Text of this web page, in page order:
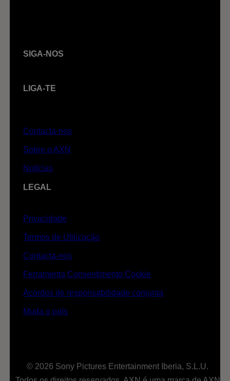
SIGA-NOS
LIGA-TE
Contacta-nos
Sobre o AXN
Notícias
LEGAL
Privacidade
Termos de Utilização
Contacta-nos
Ferramenta Consentimento Cookie
Acordos de responsabilidade conjunta
Muda o país
© 2026 Sony Pictures Entertainment Iberia, S.L.U.